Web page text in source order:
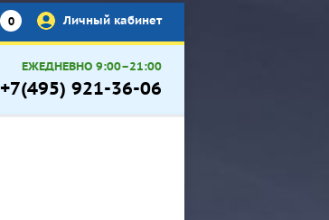
×
0 Личный кабинет
ЕЖЕДНЕВНО 9:00–21:00
+7(495) 921-36-06